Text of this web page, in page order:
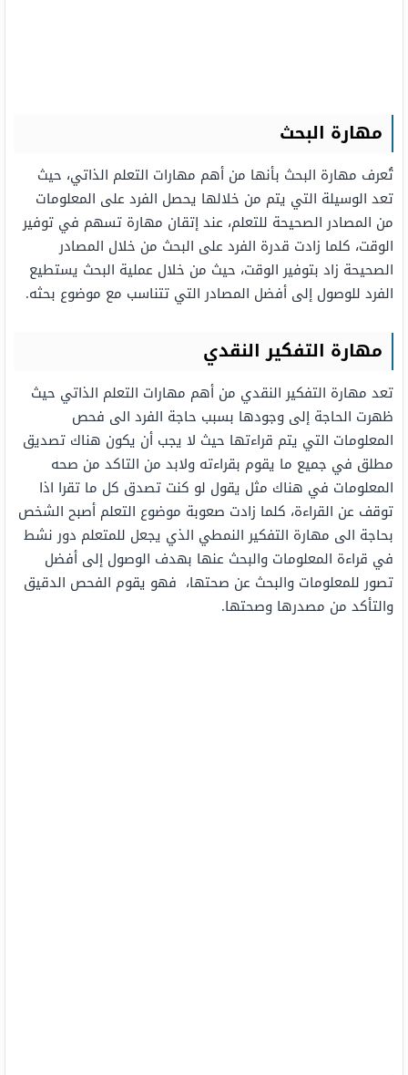
مهارة البحث
تُعرف مهارة البحث بأنها من أهم مهارات التعلم الذاتي، حيث
تعد الوسيلة التي يتم من خلالها يحصل الفرد على المعلومات
من المصادر الصحيحة للتعلم، عند إتقان مهارة تسهم في توفير
الوقت، كلما زادت قدرة الفرد على البحث من خلال المصادر
الصحيحة زاد بتوفير الوقت، حيث من خلال عملية البحث يستطيع
الفرد للوصول إلى أفضل المصادر التي تتناسب مع موضوع بحثه.
مهارة التفكير النقدي
تعد مهارة التفكير النقدي من أهم مهارات التعلم الذاتي حيث
ظهرت الحاجة إلى وجودها بسبب حاجة الفرد الى فحص
المعلومات التي يتم قراءتها حيث لا يجب أن يكون هناك تصديق
مطلق في جميع ما يقوم بقراءته ولابد من التاكد من صحه
المعلومات في هناك مثل يقول لو كنت تصدق كل ما تقرا اذا
توقف عن القراءة، كلما زادت صعوبة موضوع التعلم أصبح الشخص
بحاجة الى مهارة التفكير النمطي الذي يجعل للمتعلم دور نشط
في قراءة المعلومات والبحث عنها بهدف الوصول إلى أفضل
تصور للمعلومات والبحث عن صحتها، فهو يقوم الفحص الدقيق
والتأكد من مصدرها وصحتها.